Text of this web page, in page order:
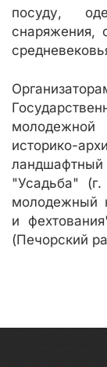
посуду,
снаряжения,
историко-
ландшафтный
"Усадьба"
молодежный
и
(Печорский